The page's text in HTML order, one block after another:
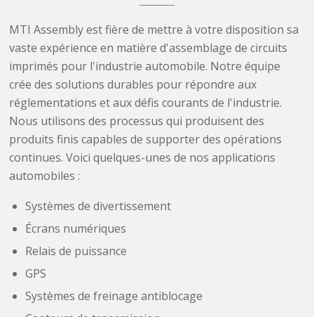
MTI Assembly est fière de mettre à votre disposition sa
vaste expérience en matière d'assemblage de circuits
imprimés pour l'industrie automobile. Notre équipe
crée des solutions durables pour répondre aux
réglementations et aux défis courants de l'industrie.
Nous utilisons des processus qui produisent des
produits finis capables de supporter des opérations
continues. Voici quelques-unes de nos applications
automobiles :
Systèmes de divertissement
Écrans numériques
Relais de puissance
GPS
Systèmes de freinage antiblocage